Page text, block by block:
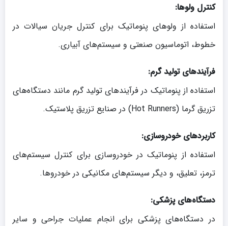
کنترل ولو‌ها:
استفاده از ولو‌های پنوماتیک برای کنترل جریان سیالات در
خطوط، اتوماسیون صنعتی و سیستم‌های آبیاری.
فرآیندهای تولید گرم:
استفاده از پنوماتیک در فرآیندهای تولید گرم مانند دستگاه‌های
تزریق گرما (Hot Runners) در صنایع تزریق پلاستیک.
کاربردهای خودروسازی:
استفاده از پنوماتیک در خودروسازی برای کنترل سیستم‌های
ترمز، تعلیق، و دیگر سیستم‌های مکانیکی در خودروها.
دستگاه‌های پزشکی:
در دستگاه‌های پزشکی برای انجام عملیات جراحی و سایر